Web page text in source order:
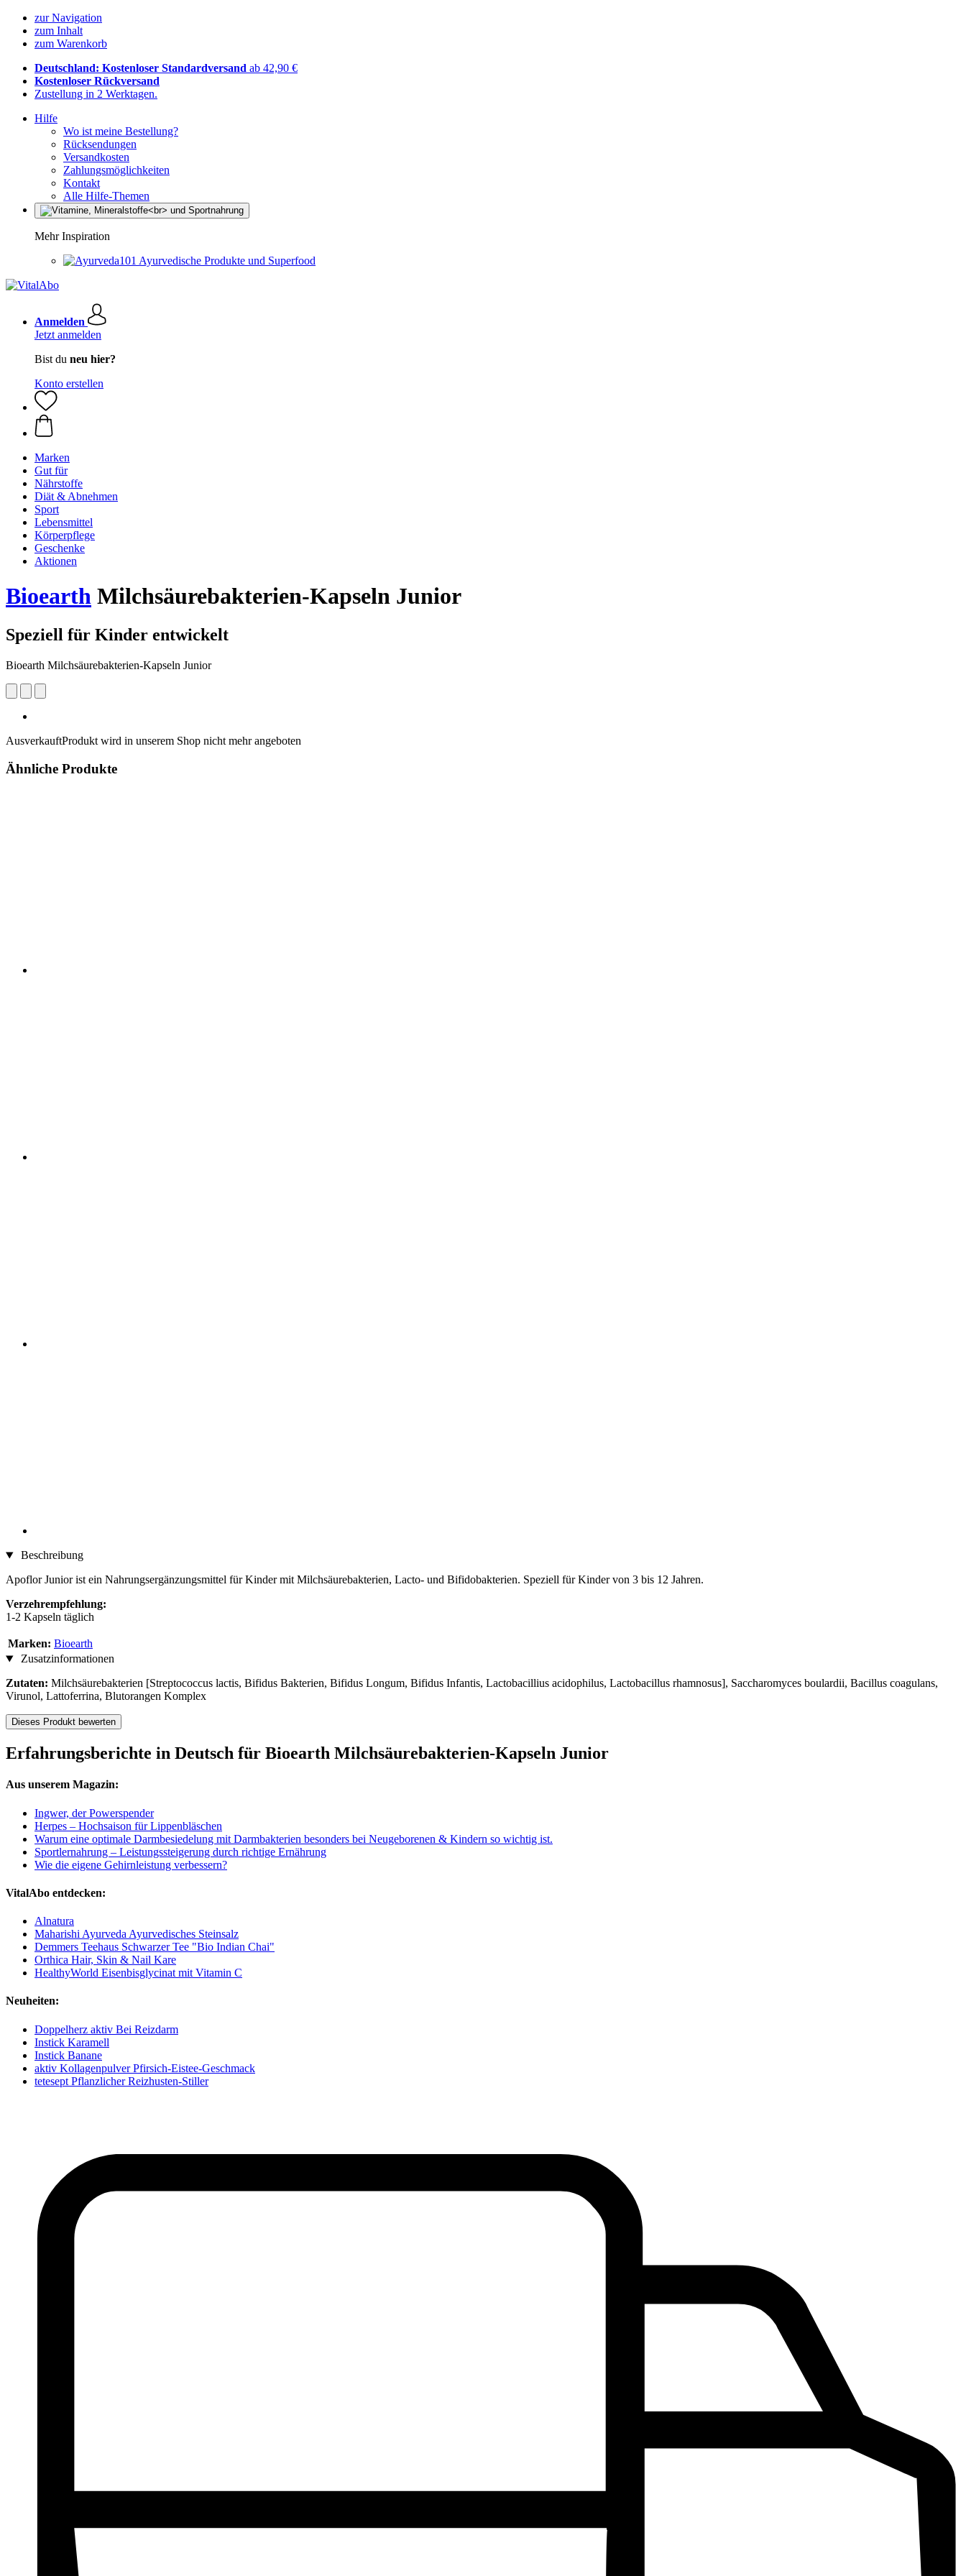
zur Navigation
zum Inhalt
zum Warenkorb
Deutschland: Kostenloser Standardversand ab 42,90 €
Kostenloser Rückversand
Zustellung in 2 Werktagen.
Hilfe
Wo ist meine Bestellung?
Rücksendungen
Versandkosten
Zahlungsmöglichkeiten
Kontakt
Alle Hilfe-Themen
Mehr Inspiration
Ayurvedische Produkte und Superfood
Anmelden
Jetzt anmelden
Bist du neu hier?
Konto erstellen
Marken
Gut für
Nährstoffe
Diät & Abnehmen
Sport
Lebensmittel
Körperpflege
Geschenke
Aktionen
Bioearth Milchsäurebakterien-Kapseln Junior
Speziell für Kinder entwickelt
Bioearth Milchsäurebakterien-Kapseln Junior
AusverkauftProdukt wird in unserem Shop nicht mehr angeboten
Ähnliche Produkte
Beschreibung
Apoflor Junior ist ein Nahrungsergänzungsmittel für Kinder mit Milchsäurebakterien, Lacto- und Bifidobakterien. Speziell für Kinder von 3 bis 12 Jahren.
Verzehrempfehlung:
1-2 Kapseln täglich
Marken: Bioearth
Zusatzinformationen
Zutaten: Milchsäurebakterien [Streptococcus lactis, Bifidus Bakterien, Bifidus Longum, Bifidus Infantis, Lactobacillius acidophilus, Lactobacillus rhamnosus], Saccharomyces boulardii, Bacillus coagulans,
Virunol, Lattoferrina, Blutorangen Komplex
Dieses Produkt bewerten
Erfahrungsberichte in Deutsch für Bioearth Milchsäurebakterien-Kapseln Junior
Aus unserem Magazin:
Ingwer, der Powerspender
Herpes – Hochsaison für Lippenbläschen
Warum eine optimale Darmbesiedelung mit Darmbakterien besonders bei Neugeborenen & Kindern so wichtig ist.
Sportlernahrung – Leistungssteigerung durch richtige Ernährung
Wie die eigene Gehirnleistung verbessern?
VitalAbo entdecken:
Alnatura
Maharishi Ayurveda Ayurvedisches Steinsalz
Demmers Teehaus Schwarzer Tee "Bio Indian Chai"
Orthica Hair, Skin & Nail Kare
HealthyWorld Eisenbisglycinat mit Vitamin C
Neuheiten:
Doppelherz aktiv Bei Reizdarm
Instick Karamell
Instick Banane
aktiv Kollagenpulver Pfirsich-Eistee-Geschmack
tetesept Pflanzlicher Reizhusten-Stiller